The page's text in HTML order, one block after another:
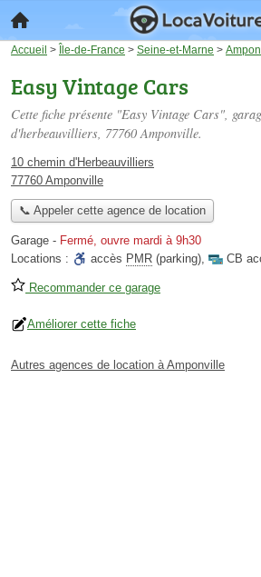
Accueil > Île-de-France > Seine-et-Marne >
Easy Vintage Cars
Cette fiche présente "Easy Vintage Cars",
d'herbeauvilliers, 77760 Amponville.
10 chemin d'Herbeauvilliers
77760 Amponville
📞 Appeler cette agence de location
Garage - Fermé, ouvre mardi à 9h30
Locations :
accès PMR (parking), CB
Recommander ce garage
Améliorer cette fiche
Autres agences de location à Amponville